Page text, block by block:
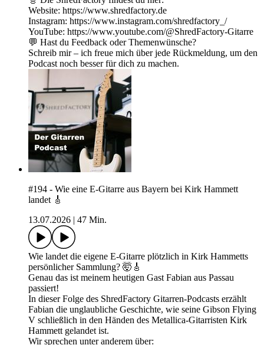
Website: https://www.shredfactory.de
Instagram: https://www.instagram.com/shredfactory_/
YouTube: https://www.youtube.com/@ShredFactory-Gitarre
💬 Hast du Feedback oder Themenwünsche?
Schreib mir – ich freue mich über jede Rückmeldung, um den
Podcast noch besser für dich zu machen.
#194 - Wie eine E-Gitarre aus Bayern bei Kirk Hammett
landet 🎸
13.07.2026
47 Min.
Wie landet die eigene E-Gitarre plötzlich in Kirk Hammetts
persönlicher Sammlung? 🤯🎸
Genau das ist meinem heutigen Gast Fabian aus Passau
passiert!
In dieser Folge des ShredFactory Gitarren-Podcasts erzählt
Fabian die unglaubliche Geschichte, wie seine Gibson Flying
V schließlich in den Händen des Metallica-Gitarristen Kirk
Hammett gelandet ist.
Wir sprechen unter anderem über: